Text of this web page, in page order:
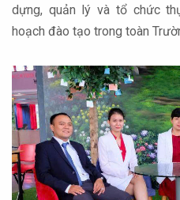
dựng, quản lý và tổ chức
hoạch đào tạo trong toàn